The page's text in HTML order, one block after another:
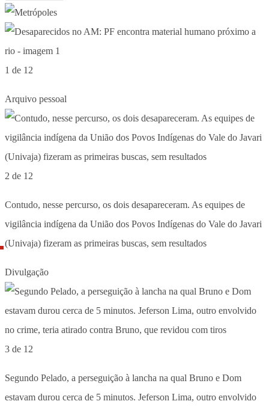
1 de 12
Arquivo pessoal
2 de 12
Contudo, nesse percurso, os dois desapareceram. As equipes de
vigilância indígena da União dos Povos Indígenas do Vale do Javari
(Univaja) fizeram as primeiras buscas, sem resultados
Divulgação
3 de 12
Segundo Pelado, a perseguição à lancha na qual Bruno e Dom
estavam durou cerca de 5 minutos. Jeferson Lima, outro envolvido